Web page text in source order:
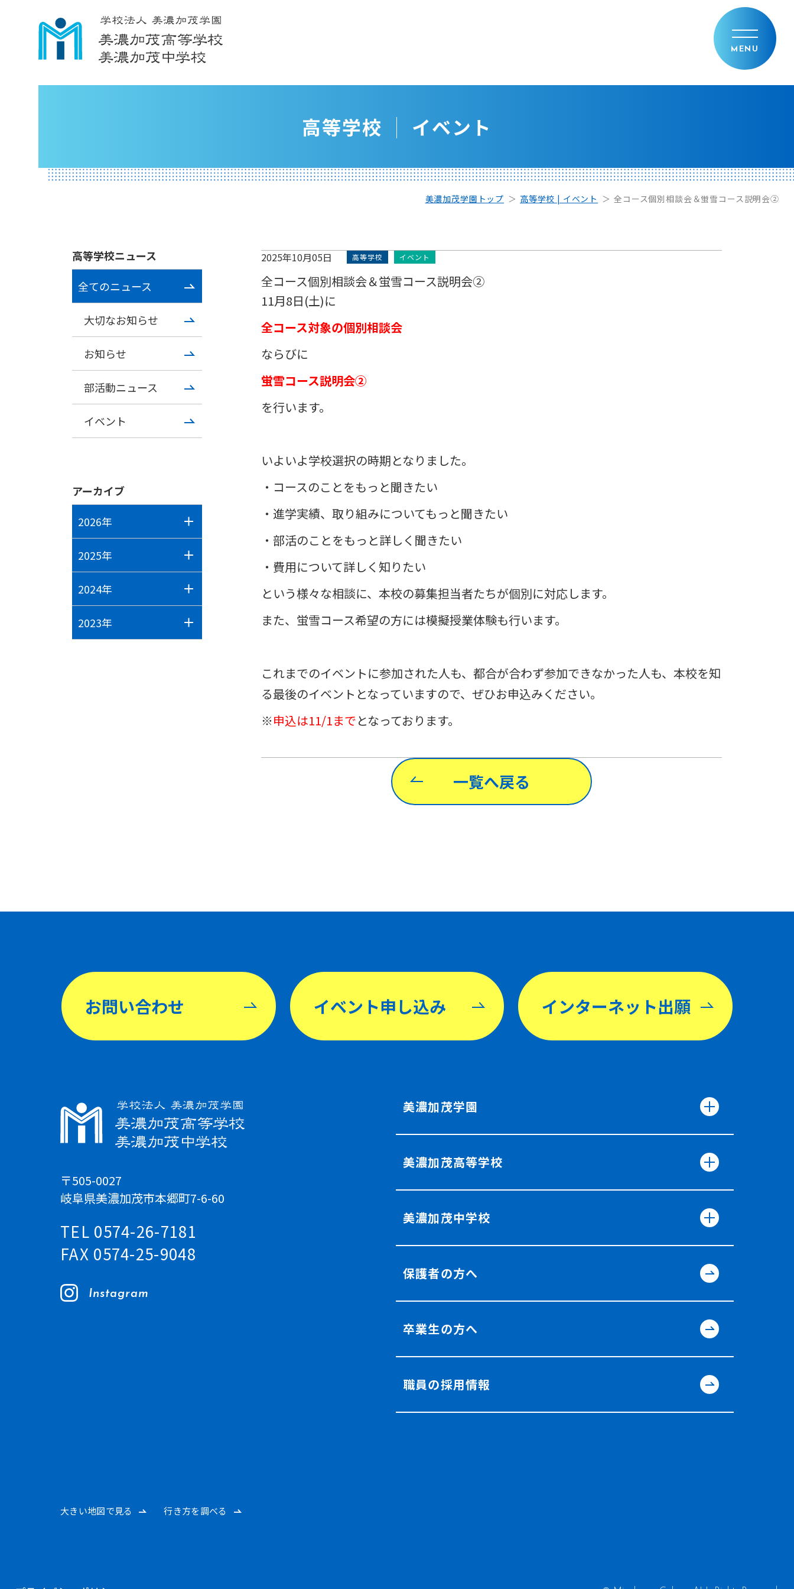
高等学校 イベント
美濃加茂学園トップ 高等学校 | イベント 全コース個別相談会＆蛍雪コース説明会②
高等学校ニュース
全てのニュース
大切なお知らせ
お知らせ
部活動ニュース
イベント
アーカイブ
2026年
2025年
2024年
2023年
2025年10月05日 高等学校 イベント
全コース個別相談会＆蛍雪コース説明会②
11月8日(土)に
全コース対象の個別相談会
ならびに
蛍雪コース説明会②
を行います。
いよいよ学校選択の時期となりました。
・コースのことをもっと聞きたい
・進学実績、取り組みについてもっと聞きたい
・部活のことをもっと詳しく聞きたい
・費用について詳しく知りたい
という様々な相談に、本校の募集担当者たちが個別に対応します。
また、蛍雪コース希望の方には模擬授業体験も行います。
これまでのイベントに参加された人も、都合が合わず参加できなかった人も、本校を知
る最後のイベントとなっていますので、ぜひお申込みください。
※申込は11/1までとなっております。
一覧へ戻る
お問い合わせ イベント申し込み インターネット出願
〒505-0027
岐阜県美濃加茂市本郷町7-6-60
TEL 0574-26-7181
FAX 0574-25-9048
Instagram
大きい地図で見る 行き方を調べる
美濃加茂学園
美濃加茂高等学校
美濃加茂中学校
保護者の方へ
卒業生の方へ
職員の採用情報